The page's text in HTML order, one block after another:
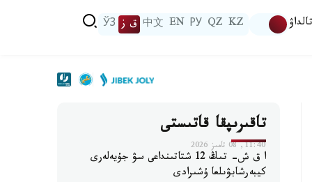
تالداۋ KZ
QZ
РУ
EN
中文 ق ز ЎЗ
تاقىرىپقا قاتىستى
11:40, 08 تامىز 2026
ا ق ش- تىڭ 12 شتاتىنداعى سۋ جۇيەلەرى
كيبەرشابۋىلعا ۇشىرادى